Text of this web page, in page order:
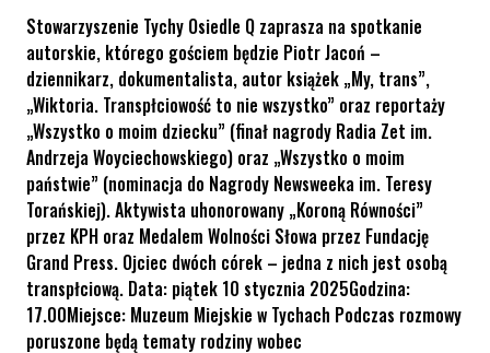
Stowarzyszenie Tychy Osiedle Q zaprasza na spotkanie
autorskie, którego gościem będzie Piotr Jacoń –
dziennikarz, dokumentalista, autor książek „My, trans”,
„Wiktoria. Transpłciowość to nie wszystko” oraz reportaży
„Wszystko o moim dziecku” (finał nagrody Radia Zet im.
Andrzeja Woyciechowskiego) oraz „Wszystko o moim
państwie” (nominacja do Nagrody Newsweeka im. Teresy
Torańskiej). Aktywista uhonorowany „Koroną Równości”
przez KPH oraz Medalem Wolności Słowa przez Fundację
Grand Press. Ojciec dwóch córek – jedna z nich jest osobą
transpłciową. Data: piątek 10 stycznia 2025Godzina:
17.00Miejsce: Muzeum Miejskie w Tychach Podczas rozmowy
poruszone będą tematy rodziny wobec